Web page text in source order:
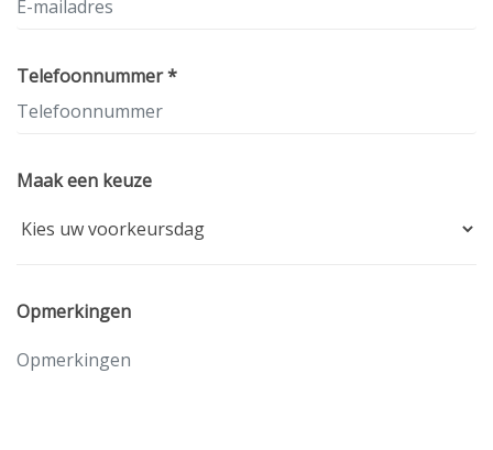
Telefoonnummer *
Maak een keuze
Opmerkingen